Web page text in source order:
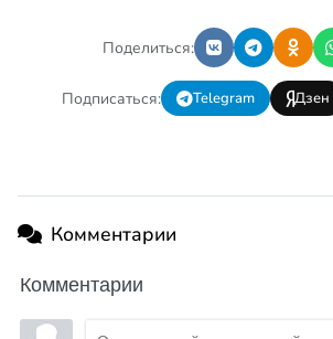
Поделиться:
Подписаться: Telegram Дзен
Комментарии
Комментарии